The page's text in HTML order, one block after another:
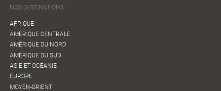
NOS DESTINATIONS
AFRIQUE
AMÉRIQUE CENTRALE
AMÉRIQUE DU NORD
AMÉRIQUE DU SUD
ASIE ET OCÉANIE
EUROPE
MOYEN-ORIENT